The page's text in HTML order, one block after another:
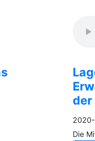
der
Die